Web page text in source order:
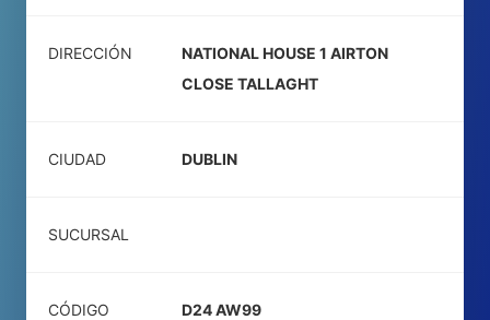
DIRECCIÓN
NATIONAL HOUSE 1 AIRTON
CLOSE TALLAGHT
CIUDAD DUBLIN
SUCURSAL
CÓDIGO
D24 AW99